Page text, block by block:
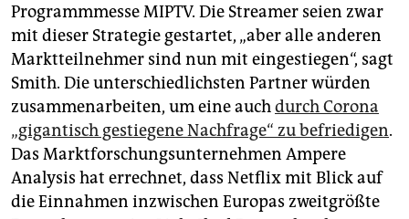
Programmmesse MIPTV. Die Streamer seien zwar
mit dieser Strategie gestartet, „aber alle anderen
Marktteilnehmer sind nun mit eingestiegen“, sagt
Smith. Die unterschiedlichsten Partner würden
zusammenarbeiten, um eine auchdurch Corona
„gigantisch gestiegene Nachfrage“ zu befriedigen.
Das Marktforschungsunternehmen Ampere
Analysis hat errechnet, dass Netflix mit Blick auf
die Einnahmen inzwischen Europas zweitgrößte